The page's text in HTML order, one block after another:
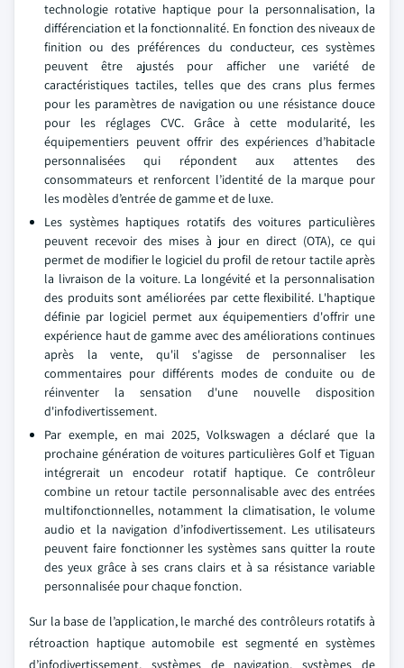
technologie rotative haptique pour la personnalisation, la
différenciation et la fonctionnalité. En fonction des niveaux de
finition ou des préférences du conducteur, ces systèmes
peuvent être ajustés pour afficher une variété de
caractéristiques tactiles, telles que des crans plus fermes
pour les paramètres de navigation ou une résistance douce
pour les réglages CVC. Grâce à cette modularité, les
équipementiers peuvent offrir des expériences d’habitacle
personnalisées qui répondent aux attentes des
consommateurs et renforcent l’identité de la marque pour
les modèles d’entrée de gamme et de luxe.
Les systèmes haptiques rotatifs des voitures particulières
peuvent recevoir des mises à jour en direct (OTA), ce qui
permet de modifier le logiciel du profil de retour tactile après
la livraison de la voiture. La longévité et la personnalisation
des produits sont améliorées par cette flexibilité. L'haptique
définie par logiciel permet aux équipementiers d'offrir une
expérience haut de gamme avec des améliorations continues
après la vente, qu'il s'agisse de personnaliser les
commentaires pour différents modes de conduite ou de
réinventer la sensation d'une nouvelle disposition
d'infodivertissement.
Par exemple, en mai 2025, Volkswagen a déclaré que la
prochaine génération de voitures particulières Golf et Tiguan
intégrerait un encodeur rotatif haptique. Ce contrôleur
combine un retour tactile personnalisable avec des entrées
multifonctionnelles, notamment la climatisation, le volume
audio et la navigation d’infodivertissement. Les utilisateurs
peuvent faire fonctionner les systèmes sans quitter la route
des yeux grâce à ses crans clairs et à sa résistance variable
personnalisée pour chaque fonction.
Sur la base de l’application, le marché des contrôleurs rotatifs à
rétroaction haptique automobile est segmenté en systèmes
d’infodivertissement, systèmes de navigation, systèmes de